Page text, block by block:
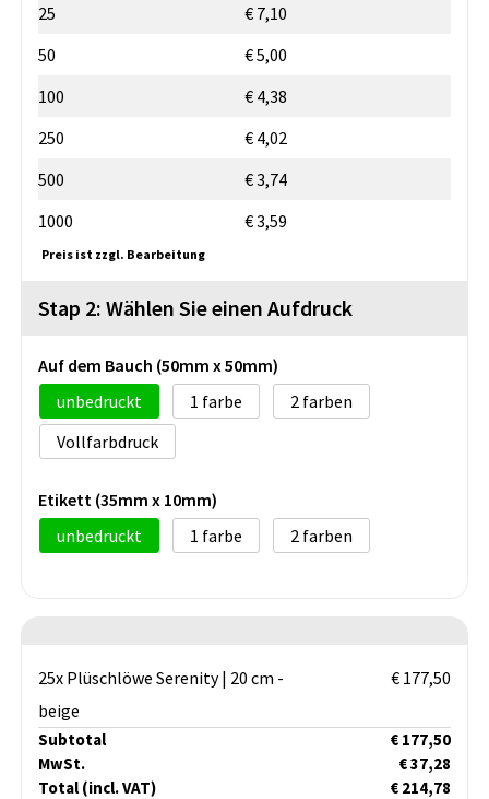
25
€ 7,10
50
€ 5,00
100
€ 4,38
250
€ 4,02
500
€ 3,74
1000
€ 3,59
Preis ist zzgl. Bearbeitung
Stap 2: Wählen Sie einen Aufdruck
Auf dem Bauch (50mm x 50mm)
unbedruckt
1
2
Vollfarbdruck
Etikett (35mm x 10mm)
unbedruckt
1 2
25x Plüschlöwe Serenity | 20 cm -
beige
€ 177,50
Subtotal
€ 177,50
MwSt.
€ 37,28
Total (incl. VAT)
€ 214,78